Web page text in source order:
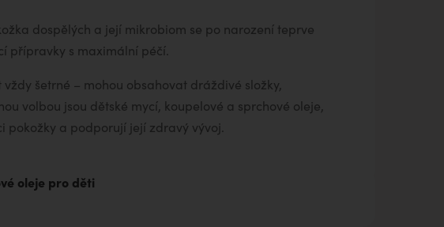
dospělých a její mikrobiom se po narození teprve
přípravky s maximální péčí.
šetrné – mohou obsahovat dráždivé složky,
volbou jsou dětské mycí, koupelové a sprchové oleje,
a podporují její zdravý vývoj.
oleje pro děti